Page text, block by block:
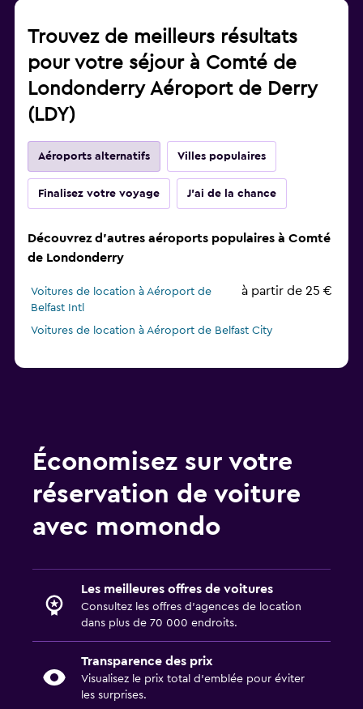
Trouvez de meilleurs résultats
pour votre séjour à Comté de
Londonderry Aéroport de Derry
(LDY)
Aéroports alternatifs Villes populaires
Finalisez votre voyage J'ai de la chance
Découvrez d'autres aéroports populaires à Comté
de Londonderry
Voitures de location à Aéroport de
Belfast Intl
à partir de 25 €
Voitures de location à Aéroport de Belfast City
Économisez sur votre
réservation de voiture
avec momondo
Les meilleures offres de voitures
Consultez les offres d’agences de location
dans plus de 70 000 endroits.
Transparence des prix
Visualisez le prix total d’emblée pour éviter
les surprises.